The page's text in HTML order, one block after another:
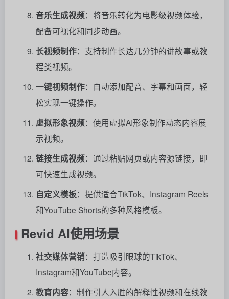
音乐生成视频：将音乐转化为电影级视频体验，
配备可视化和同步动画。
长视频制作：支持制作长达几分钟的讲故事或教
程类视频。
一键视频制作：自动添加配音、字幕和画面，轻
松实现一键操作。
虚拟形象视频：使用虚拟AI形象制作动态内容展
示视频。
链接生成视频：通过粘贴网页或内容源链接，即
可快速生成视频。
自定义模板：提供适合TikTok、Instagram Reels
和YouTube Shorts的多种风格模板。
Revid AI使用场景
社交媒体营销：打造吸引眼球的TikTok、
Instagram和YouTube内容。
教育内容：制作引人入胜的解释性视频和在线教